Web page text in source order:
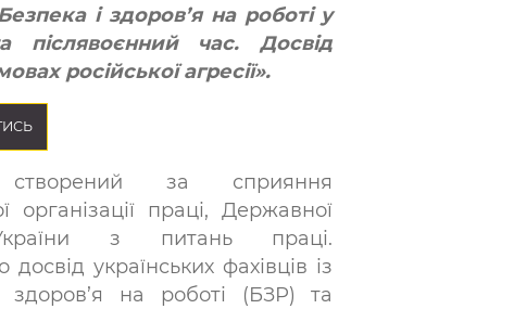
і здоров’я на роботі у
післявоєнний час. Досвід
російської агресії».
створений за сприяння
організації праці, Державної
з питань праці.
досвід українських фахівців із
здоров’я на роботі (БЗР) та